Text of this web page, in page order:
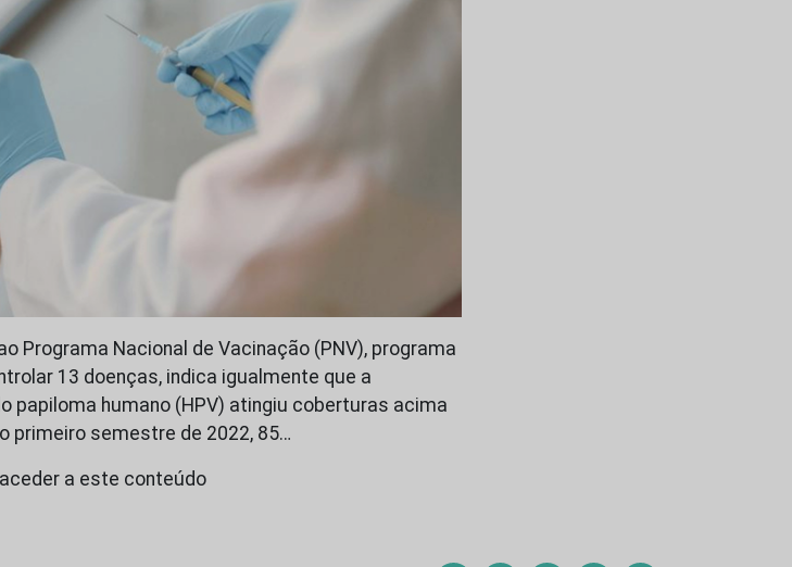
Programa Nacional de Vacinação (PNV), programa
13 doenças, indica igualmente que a
papiloma humano (HPV) atingiu coberturas acima
primeiro semestre de 2022, 85…
a este conteúdo